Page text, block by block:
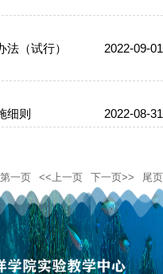
（试行）
2022-09-01
细则 2022-08-31
第一页 <<上一页 下一页>> 尾页